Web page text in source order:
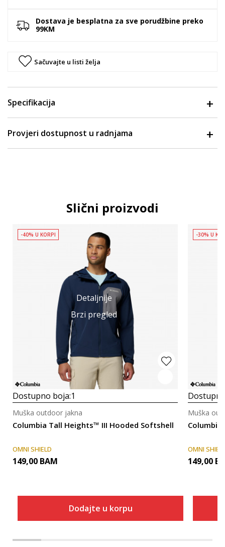
Dostava je besplatna za sve porudžbine preko
99KM
Sačuvajte u listi želja
Specifikacija
Provjeri dostupnost u radnjama
Slični proizvodi
Detaljnije
Brzi pregled
-40% U KORPI
Dostupno boja:1
Columbia Tall Heights™ III Hooded Softshell
Muška outdoor jakna
OMNI SHIELD
149,00 BAM
Dodajte u korpu
-30% U
Muška
OMNI
149,00